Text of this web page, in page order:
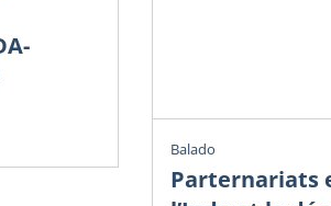
Balado
Parternariats